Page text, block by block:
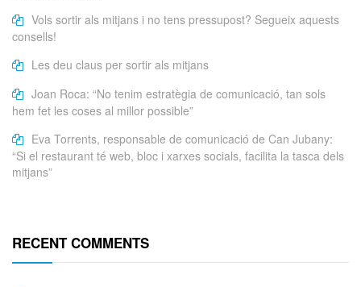
Vols sortir als mitjans i no tens pressupost? Segueix aquests
consells!
Les deu claus per sortir als mitjans
Joan Roca: “No tenim estratègia de comunicació, tan sols
hem fet les coses al millor possible”
Eva Torrents, responsable de comunicació de Can Jubany:
“Si el restaurant té web, bloc i xarxes socials, facilita la tasca dels
mitjans”
RECENT COMMENTS